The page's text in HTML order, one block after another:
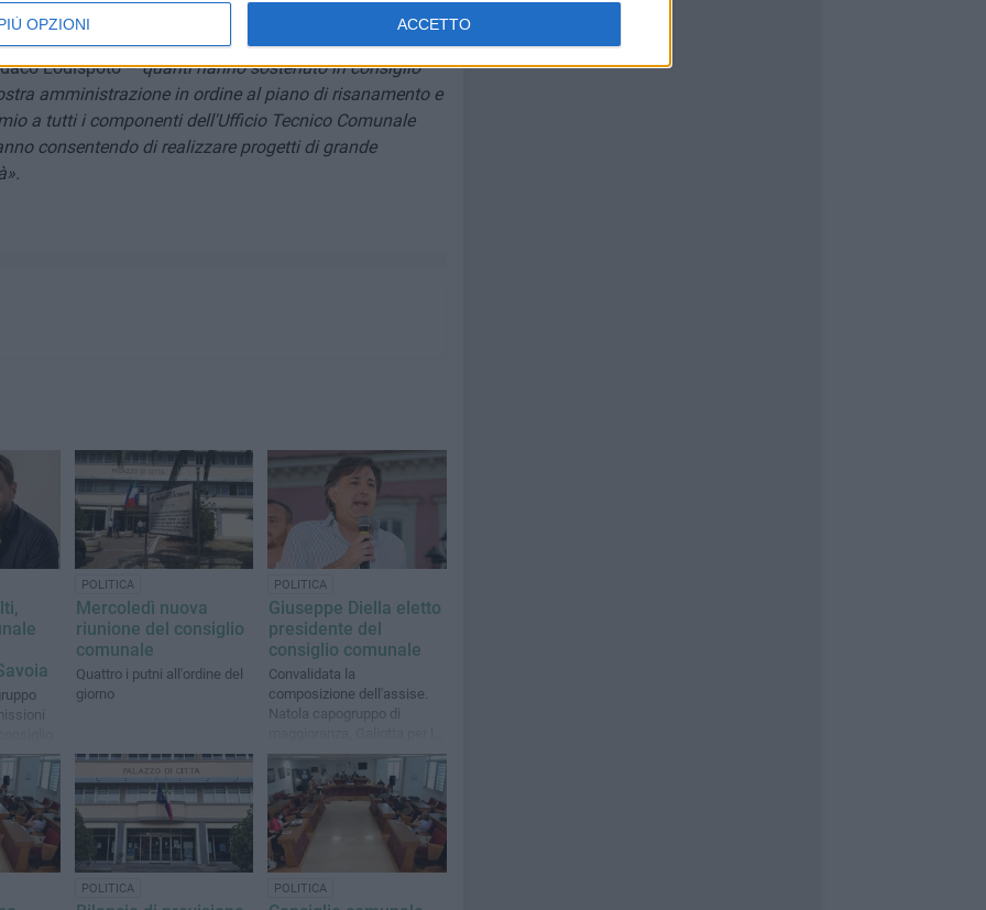
OPZIONI ACCETTO
su cui si è astenuto il consigliere Carlo Ronzino,
sugli accapi n. 6 e n. 7.
Lodispoto –quanti hanno sostenuto in consiglio
amministrazione in ordine al piano di risanamento e
a tutti i componenti dell'Ufficio Tecnico Comunale
consentendo di realizzare progetti di grande
POLITICA
Mercoledì nuova
riunione del consiglio
comunale
Quattro i putni all'ordine del
giorno
POLITICA
Giuseppe Diella eletto
presidente del
consiglio comunale
Convalidata la
composizione dell'assise.
Natola capogruppo di
minoranza
POLITICA POLITICA